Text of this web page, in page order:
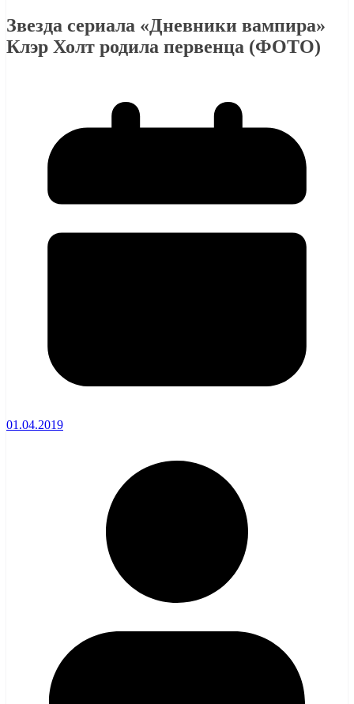
Звезда сериала «Дневники вампира»
Клэр Холт родила первенца (ФОТО)
01.04.2019